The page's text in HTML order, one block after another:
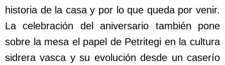
historia de la casa y por lo que queda por venir.
La celebración del aniversario también pone
sobre la mesa el papel de Petritegi en la cultura
sidrera vasca y su evolución desde un caserío